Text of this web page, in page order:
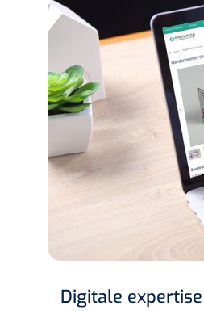
Digitale expertise